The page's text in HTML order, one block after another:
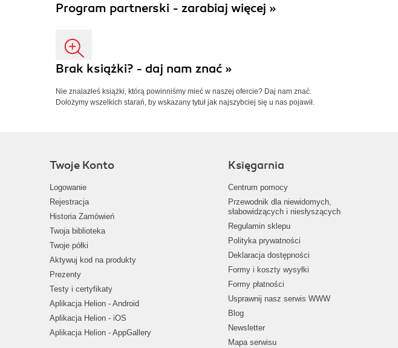
Program partnerski - zarabiaj więcej »
Brak książki? - daj nam znać »
Nie znalazłeś książki, którą powinniśmy mieć w naszej ofercie? Daj nam znać.
Dołożymy wszelkich starań, by wskazany tytuł jak najszybciej się u nas pojawił.
Twoje Konto
Logowanie
Rejestracja
Historia Zamówień
Twoja biblioteka
Twoje półki
Aktywuj kod na produkty
Prezenty
Testy i certyfikaty
Aplikacja Helion - Android
Aplikacja Helion - iOS
Aplikacja Helion - AppGallery
Księgarnia
Centrum pomocy
Przewodnik dla niewidomych,
słabowidzących i niesłyszących
Regulamin sklepu
Polityka prywatności
Deklaracja dostępności
Formy i koszty wysyłki
Formy płatności
Usprawnij nasz serwis WWW
Blog
Newsletter
Mapa serwisu